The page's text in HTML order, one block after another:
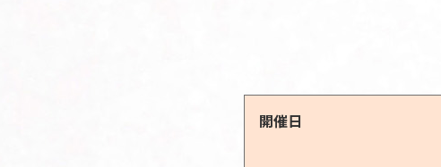
開催日